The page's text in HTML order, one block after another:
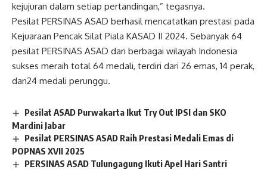
kejujuran dalam setiap pertandingan,” tegasnya.
Pesilat PERSINAS ASAD berhasil mencatatkan prestasi pada
Kejuaraan Pencak Silat Piala KASAD II 2024. Sebanyak 64
pesilat PERSINAS ASAD dari berbagai wilayah Indonesia
sukses meraih total 64 medali, terdiri dari 26 emas, 14 perak,
dan24 medali perunggu.
Pesilat ASAD Purwakarta Ikut Try Out IPSI dan SKO
Mardini Jabar
Pesilat PERSINAS ASAD Raih Prestasi Medali Emas di
POPNAS XVII 2025
PERSINAS ASAD Tulungagung Ikuti Apel Hari Santri